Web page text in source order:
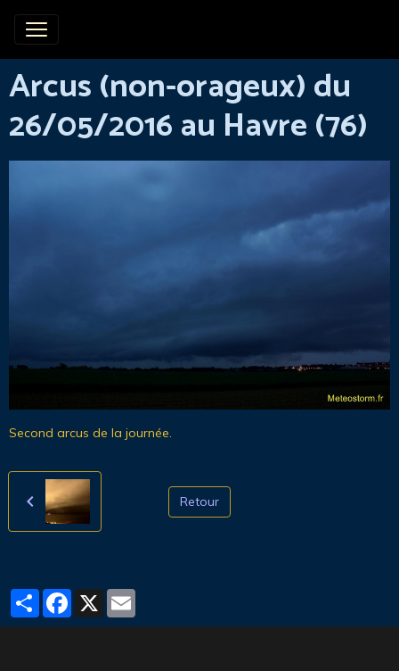
Arcus (non-orageux) du
26/05/2016 au Havre (76)
Second arcus de la journée.
Retour
PartagerFacebook
X